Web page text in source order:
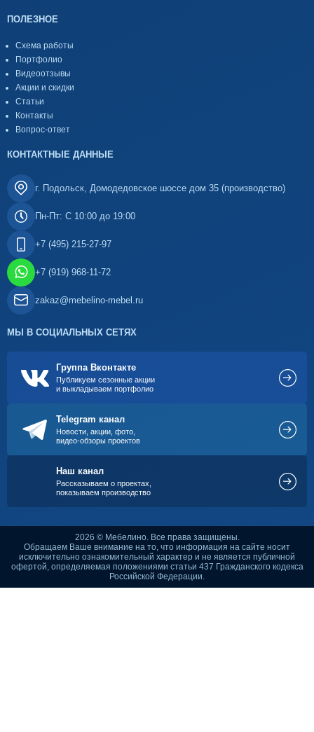
ПОЛЕЗНОЕ
Схема работы
Портфолио
Видеоотзывы
Акции и скидки
Статьи
Контакты
Вопрос-ответ
КОНТАКТНЫЕ ДАННЫЕ
г. Подольск, Домодедовское шоссе дом 35 (производство)
Пн-Пт: С 10:00 до 19:00
+7 (495) 215-27-97
+7 (919) 968-11-72
zakaz@mebelino-mebel.ru
МЫ В СОЦИАЛЬНЫХ СЕТЯХ
Группа Вконтакте
Публикуем сезонные акции
и выкладываем портфолио
Telegram канал
Новости, акции, фото,
видео-обзоры проектов
Наш канал
Рассказываем о проектах,
показываем производство
2026 © Мебелино. Все права защищены.
Обращаем Ваше внимание на то, что информация на сайте носит
исключительно ознакомительный характер и не является публичной
офертой, определяемая положениями статьи 437 Гражданского кодекса
Российской Федерации.